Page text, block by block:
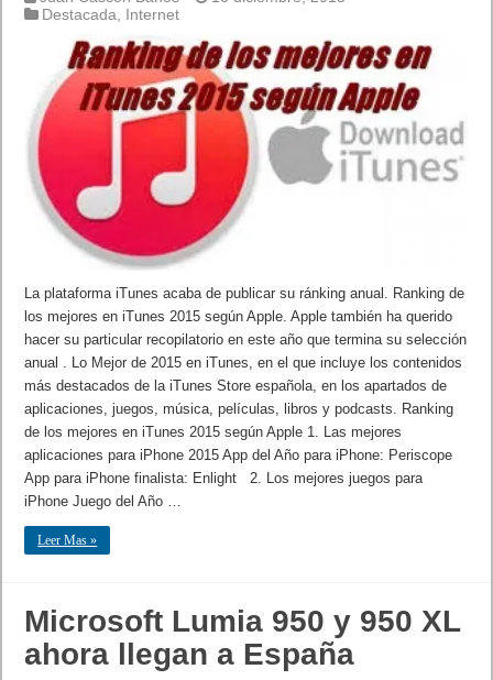
Destacada
Internet
La plataforma iTunes acaba de publicar su ránking anual. Ranking de
los mejores en iTunes 2015 según Apple. Apple también ha querido
hacer su particular recopilatorio en este año que termina su selección
anual . Lo Mejor de 2015 en iTunes, en el que incluye los contenidos
más destacados de la iTunes Store española, en los apartados de
aplicaciones, juegos, música, películas, libros y podcasts. Ranking
de los mejores en iTunes 2015 según Apple 1. Las mejores
aplicaciones para iPhone 2015 App del Año para iPhone: Periscope
App para iPhone finalista: Enlight 2. Los mejores juegos para
iPhone Juego del Año …
Leer Mas »
Microsoft Lumia 950 y 950 XL
ahora llegan a España